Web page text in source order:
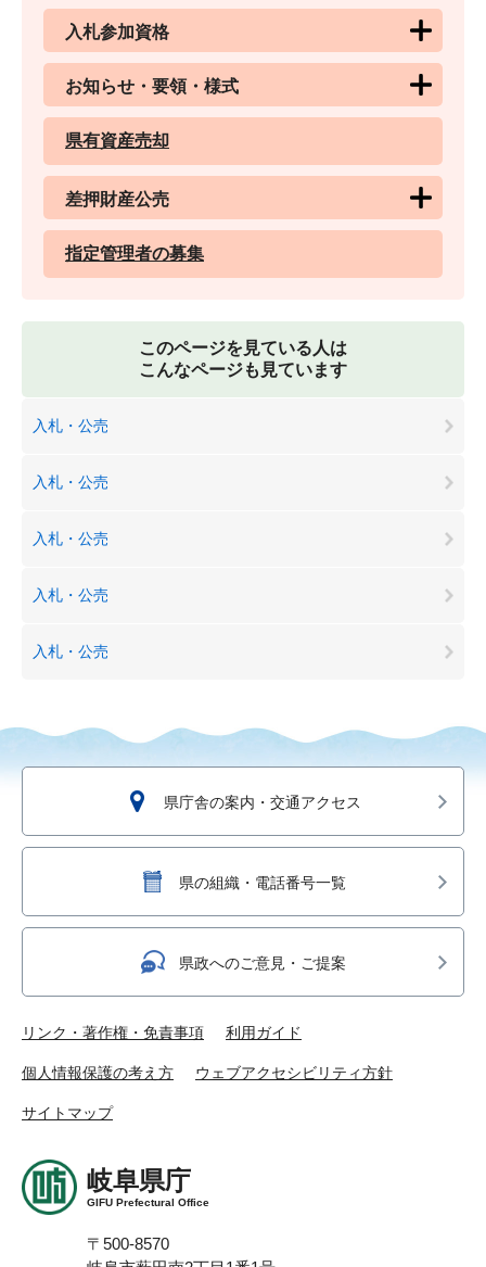
入札参加資格
お知らせ・要領・様式
県有資産売却
差押財産公売
指定管理者の募集
このページを見ている人は
こんなページも見ています
入札・公売
入札・公売
入札・公売
入札・公売
入札・公売
県庁舎の案内・交通アクセス
県の組織・電話番号一覧
県政へのご意見・ご提案
リンク・著作権・免責事項 利用ガイド
個人情報保護の考え方 ウェブアクセシビリティ方針
サイトマップ
岐阜県庁
GIFU Prefectural Office
〒500-8570